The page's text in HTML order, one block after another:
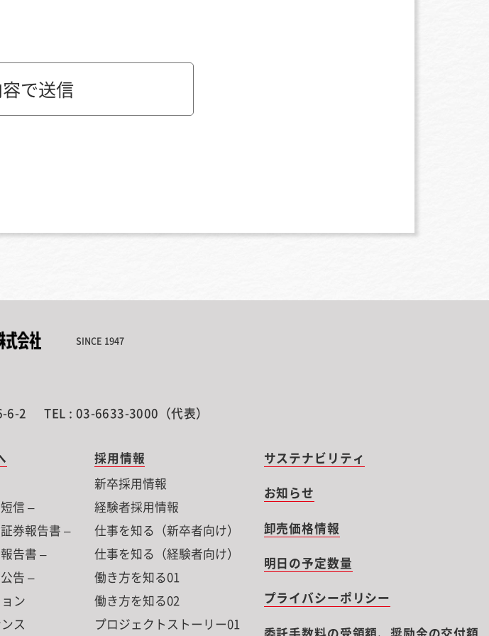
SINCE 1947
6-2 TEL : 03-6633-3000（代表）
信 –
券報告書 –
告書 –
告 –
ン
ス
採用情報
新卒採用情報
経験者採用情報
仕事を知る（新卒者向け）
仕事を知る（経験者向け）
働き方を知る01
働き方を知る02
プロジェクトストーリー01
サステナビリティ
お知らせ
卸売価格情報
明日の予定数量
プライバシーポリシー